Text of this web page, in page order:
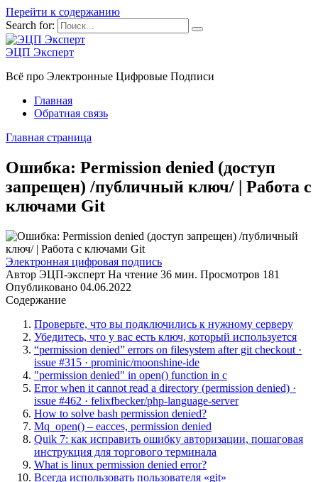
Перейти к содержанию
Search for:
ЭЦП Эксперт
Всё про Электронные Цифровые Подписи
Главная
Обратная связь
Главная страница
Ошибка: Permission denied (доступ
запрещен) /публичный ключ/ | Работа с
ключами Git
Электронная цифровая подпись
Автор ЭЦП-эксперт На чтение 36 мин. Просмотров 181
Опубликовано 04.06.2022
Содержание
Проверьте, что вы подключились к нужному серверу
Убедитесь, что у вас есть ключ, который используется
“permission denied” errors on filesystem after git checkout ·
issue #315 · prominic/moonshine-ide
"permission denied" in open() function in c
Error when it cannot read a directory (permission denied) ·
issue #462 · felixfbecker/php-language-server
How to solve bash permission denied?
Mq_open() – eacces, permission denied
Quik 7: как исправить ошибку авторизации, пошаговая
инструкция для торгового терминала
What is linux permission denied error?
Всегда использовать пользователя «git»